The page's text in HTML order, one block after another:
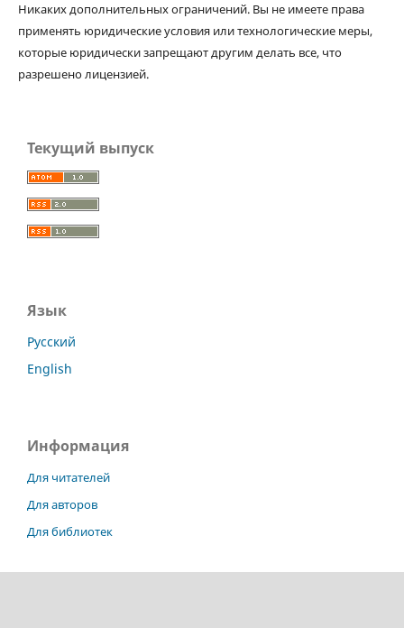
Никаких дополнительных ограничений. Вы не имеете права
применять юридические условия или технологические меры,
которые юридически запрещают другим делать все, что
разрешено лицензией.
Текущий выпуск
Язык
Русский
English
Информация
Для читателей
Для авторов
Для библиотек